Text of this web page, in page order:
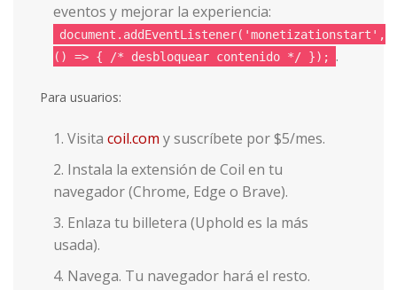
eventos y mejorar la experiencia:
document.addEventListener('monetizationstart',
() => { /* desbloquear contenido */ }); .
Para usuarios:
Visita coil.com y suscríbete por $5/mes.
Instala la extensión de Coil en tu
navegador (Chrome, Edge o Brave).
Enlaza tu billetera (Uphold es la más
usada).
Navega. Tu navegador hará el resto.